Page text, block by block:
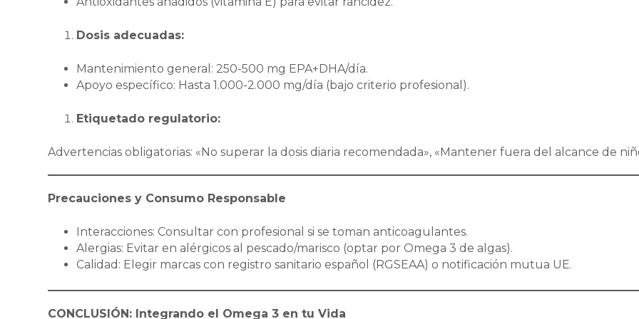
Dosis adecuadas:
Mantenimiento general: 250-500 mg EPA+DHA/día.
Apoyo específico: Hasta 1.000-2.000 mg/día (bajo criterio profesional).
Etiquetado regulatorio:
Advertencias obligatorias: «No superar la dosis diaria recomendada», «Mantener fuera del alcance de
Precauciones y Consumo Responsable
Interacciones: Consultar con profesional si se toman anticoagulantes.
Alergias: Evitar en alérgicos al pescado/marisco (optar por Omega 3 de algas).
Calidad: Elegir marcas con registro sanitario español (RGSEAA) o notificación mutua UE.
CONCLUSIÓN: Integrando el Omega 3 en tu Vida